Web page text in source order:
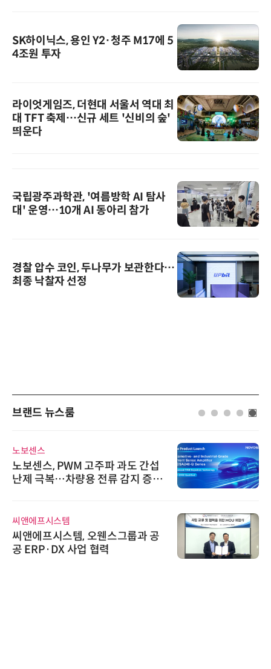
SK하이닉스, 용인 Y2·청주 M17에 5
4조원 투자
라이엇게임즈, 더현대 서울서 역대 최
대 TFT 축제…신규 세트 '신비의 숲'
띄운다
국립광주과학관, '여름방학 AI 탐사
대' 운영…10개 AI 동아리 참가
경찰 압수 코인, 두나무가 보관한다…
최종 낙찰자 선정
브랜드 뉴스룸
노보센스
노보센스, PWM 고주파 과도 간섭
난제 극복…차량용 전류 감지 증폭
씨앤에프시스템
씨앤에프시스템, 오웬스그룹과 공
공 ERP·DX 사업 협력